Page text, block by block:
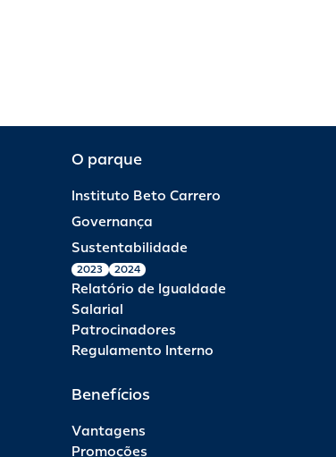
O parque
Instituto Beto Carrero
Governança
Sustentabilidade
2023 2024
Relatório de Igualdade
Salarial
Patrocinadores
Regulamento Interno
Benefícios
Vantagens
Promoções